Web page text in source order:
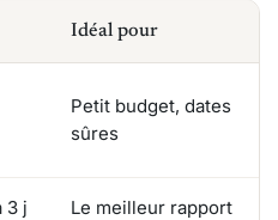
Idéal pour
Petit budget, dates
sûres
3 j
Le meilleur rapport